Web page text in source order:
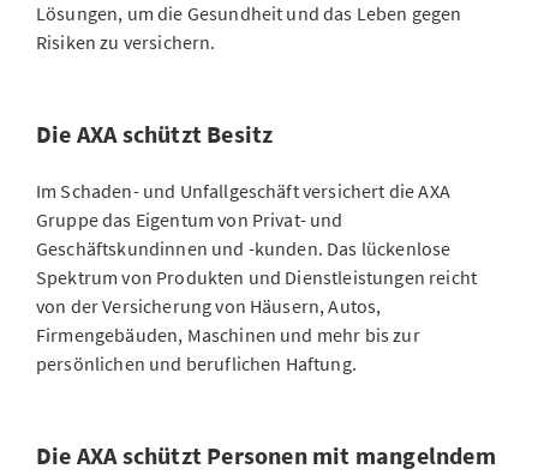
Lösungen, um die Gesundheit und das Leben gegen
Risiken zu versichern.
Die AXA schützt Besitz
Im Schaden- und Unfallgeschäft versichert die AXA
Gruppe das Eigentum von Privat- und
Geschäftskundinnen und -kunden. Das lückenlose
Spektrum von Produkten und Dienstleistungen reicht
von der Versicherung von Häusern, Autos,
Firmengebäuden, Maschinen und mehr bis zur
persönlichen und beruflichen Haftung.
Die AXA schützt Personen mit mangelndem